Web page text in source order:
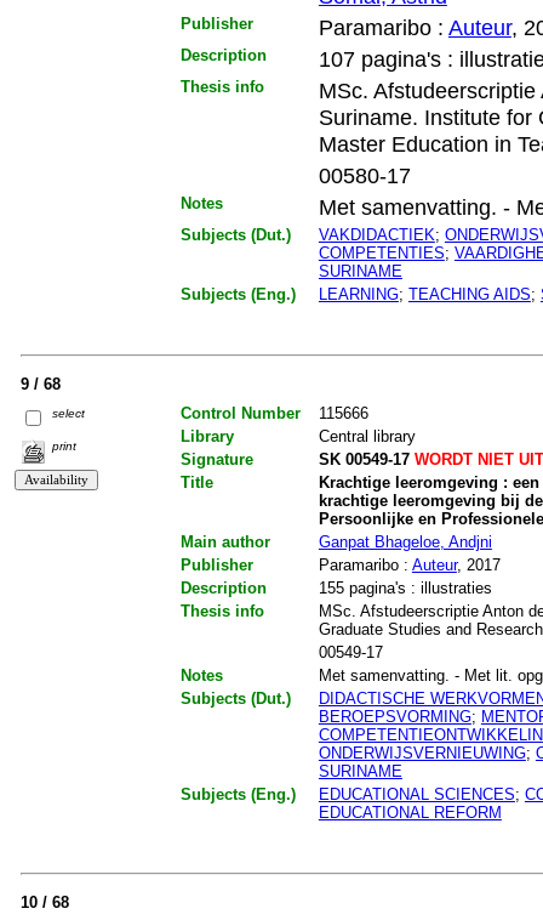
Publisher Paramaribo : Auteur,
Description 107 pagina's :
Thesis info
MSc.
Suriname. Institute for
Master Education in
00580-17
Notes Met samenvatting. -
Subjects (Dut.) VAKDIDACTIEK;
COMPETENTIES;
SURINAME
Subjects (Eng.)
LEARNING; TEACHING AIDS;
9 / 68
select
print
Control Number
115666
Library
Central library
Signature
SK 00549-17WORDT NIET
Title
Krachtige leeromgeving :
krachtige leeromgeving bij
Persoonlijke en
Main author
Ganpat Bhageloe, Andjni
Publisher
Paramaribo : Auteur, 2017
Description
155 pagina's : illustraties
Thesis info
MSc. Afstudeerscriptie Anton
Graduate Studies and
00549-17
Notes
Met samenvatting. - Met lit.
Subjects (Dut.)
DIDACTISCHE
BEROEPSVORMING;
ONDERWIJSVERNIEUWING;
SURINAME
Subjects (Eng.)
EDUCATIONAL SCIENCES;
EDUCATIONAL REFORM
10 / 68